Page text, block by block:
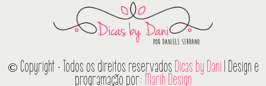
© Copyright - Todos os direitos reservados Dicas by Dani | Design e
programação por: Marih Design